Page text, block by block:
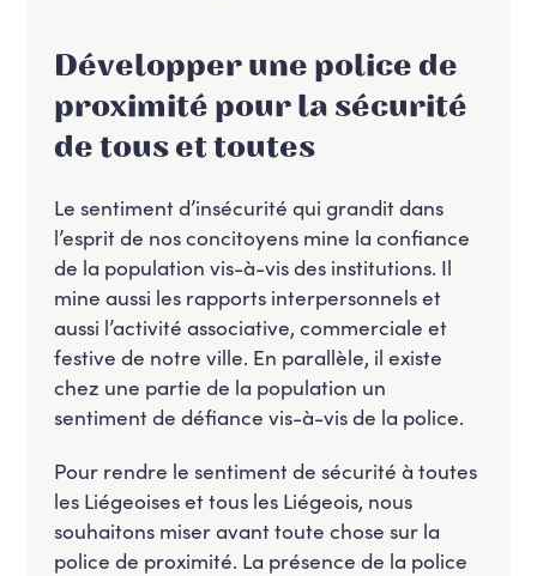
Développer une police de
proximité pour la sécurité
de tous et toutes
Le sentiment d’insécurité qui grandit dans
l’esprit de nos concitoyens mine la confiance
de la population vis-à-vis des institutions. Il
mine aussi les rapports interpersonnels et
aussi l’activité associative, commerciale et
festive de notre ville. En parallèle, il existe
chez une partie de la population un
sentiment de défiance vis-à-vis de la police.
Pour rendre le sentiment de sécurité à toutes
les Liégeoises et tous les Liégeois, nous
souhaitons miser avant toute chose sur la
police de proximité. La présence de la police